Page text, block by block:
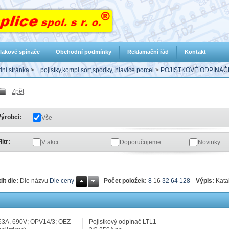
stránka > ...pojistky,kompl.sort,spodky, hlavice porcel > POJISTKOVÉ
Zpět
Vše
V akci Doporučujeme Novinky
dle: Dle názvu Dle ceny Počet položek: 8 16 32 64 128 Výpis:
690V; OPV14/3; OEZ
Pojistkový odpínač LTL1-
spínače Obchodní podmínky Reklamační řád Kontakt